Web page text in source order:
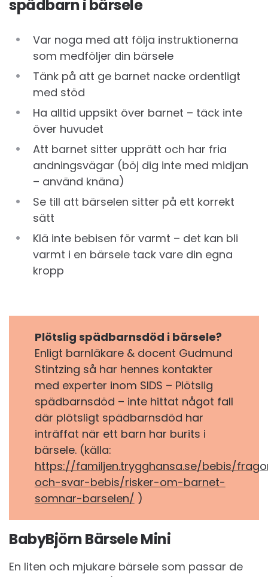
spädbarn i bärsele
Var noga med att följa instruktionerna
som medföljer din bärsele
Tänk på att ge barnet nacke ordentligt
med stöd
Ha alltid uppsikt över barnet – täck inte
över huvudet
Att barnet sitter upprätt och har fria
andningsvägar (böj dig inte med midjan
– använd knäna)
Se till att bärselen sitter på ett korrekt
sätt
Klä inte bebisen för varmt – det kan bli
varmt i en bärsele tack vare din egna
kropp
Plötslig spädbarnsdöd i bärsele?
Enligt barnläkare & docent Gudmund
Stintzing så har hennes kontakter
med experter inom SIDS – Plötslig
spädbarnsdöd – inte hittat något fall
där plötsligt spädbarnsdöd har
inträffat när ett barn har burits i
bärsele. (källa:
https://familjen.trygghansa.se/bebis/
och-svar-bebis/risker-om-barnet-
somnar-barselen/ )
BabyBjörn Bärsele Mini
En liten och mjukare bärsele som passar de